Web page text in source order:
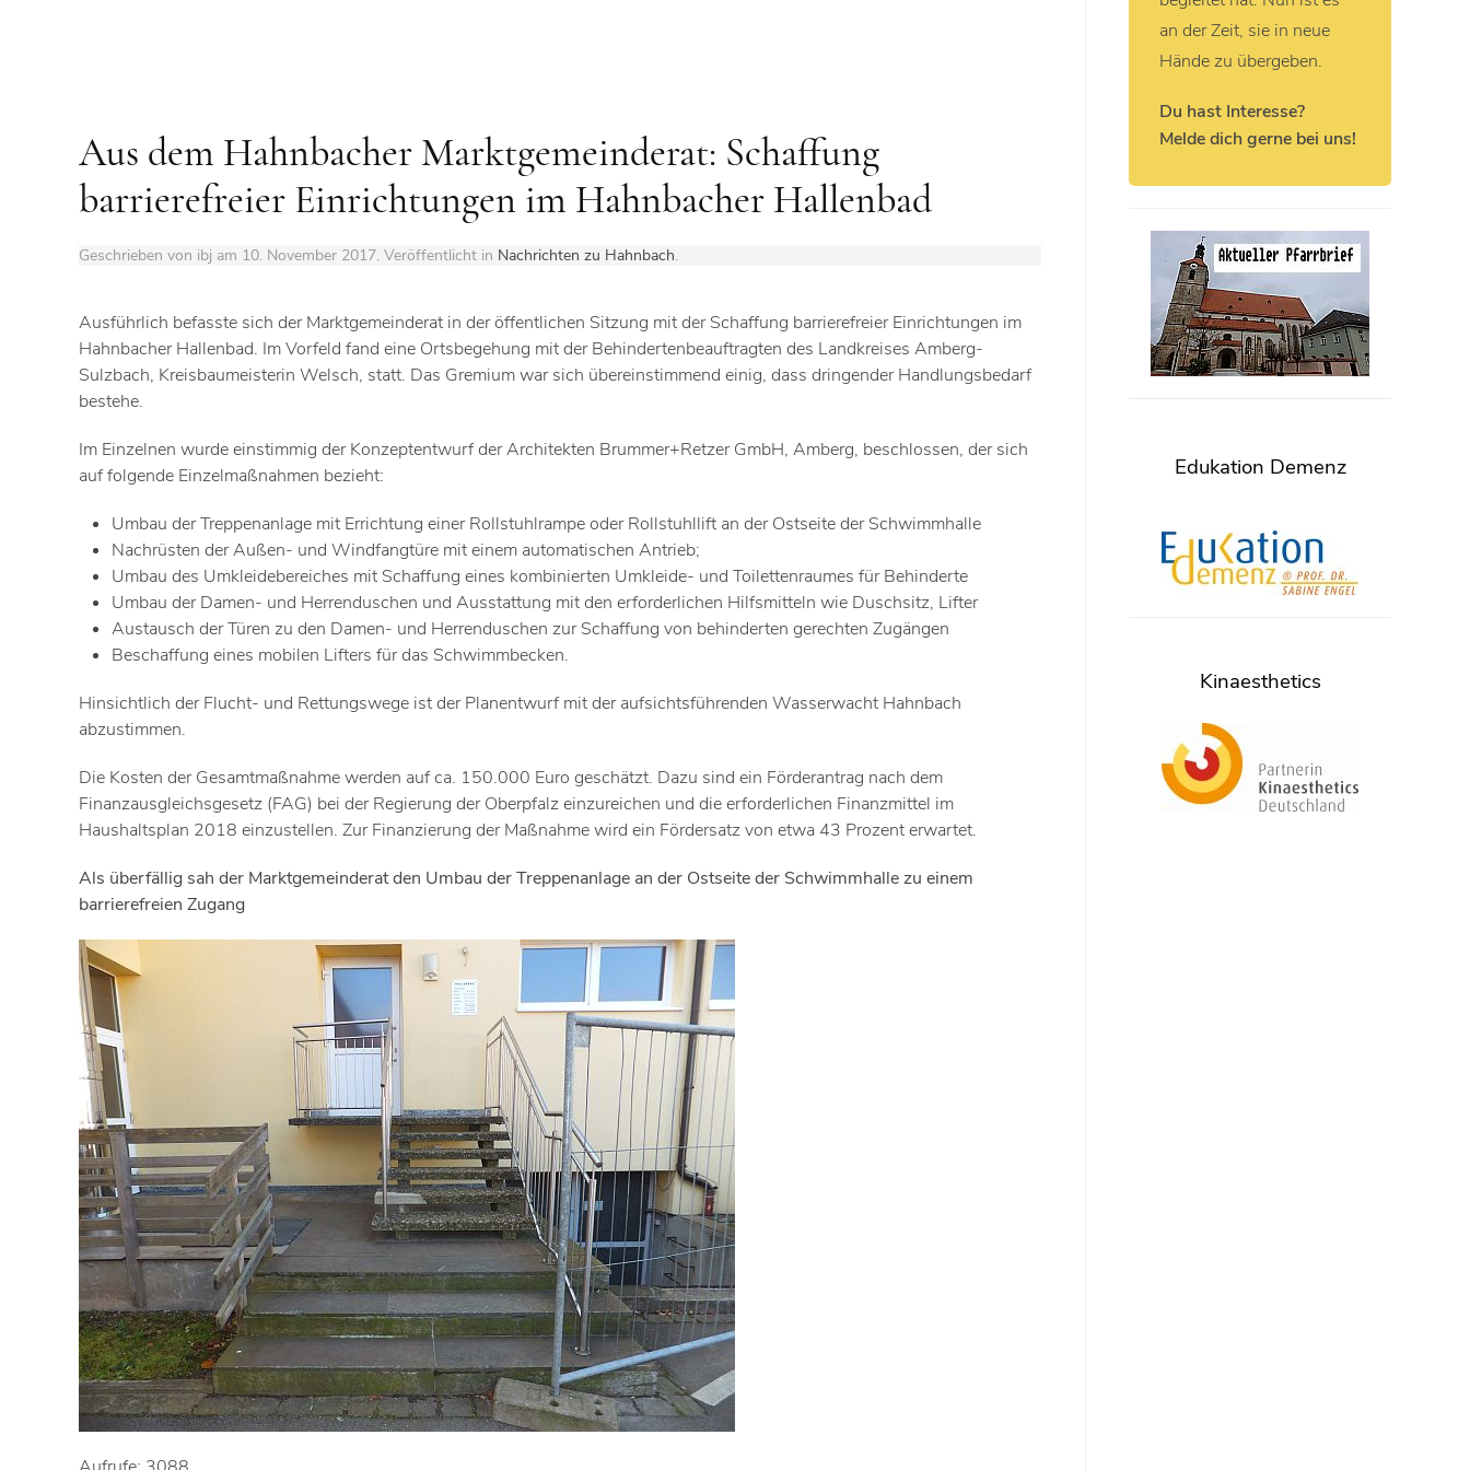
Aus dem Hahnbacher Marktgemeinderat: Schaffung
barrierefreier Einrichtungen im Hahnbacher Hallenbad
Geschrieben von ibj am 10. November 2017. Veröffentlicht in Nachrichten zu Hahnbach.
Ausführlich befasste sich der Marktgemeinderat in der öffentlichen Sitzung mit der Schaffung barrierefreier Einrichtungen im
Hahnbacher Hallenbad. Im Vorfeld fand eine Ortsbegehung mit der Behindertenbeauftragten des Landkreises Amberg-
Sulzbach, Kreisbaumeisterin Welsch, statt. Das Gremium war sich übereinstimmend einig, dass dringender Handlungsbedarf
bestehe.
Im Einzelnen wurde einstimmig der Konzeptentwurf der Architekten Brummer+Retzer GmbH, Amberg, beschlossen, der sich
auf folgende Einzelmaßnahmen bezieht:
Umbau der Treppenanlage mit Errichtung einer Rollstuhlrampe oder Rollstuhllift an der Ostseite der Schwimmhalle
Nachrüsten der Außen- und Windfangtüre mit einem automatischen Antrieb;
Umbau des Umkleidebereiches mit Schaffung eines kombinierten Umkleide- und Toilettenraumes für Behinderte
Umbau der Damen- und Herrenduschen und Ausstattung mit den erforderlichen Hilfsmitteln wie Duschsitz, Lifter
Austausch der Türen zu den Damen- und Herrenduschen zur Schaffung von behinderten gerechten Zugängen
Beschaffung eines mobilen Lifters für das Schwimmbecken.
Hinsichtlich der Flucht- und Rettungswege ist der Planentwurf mit der aufsichtsführenden Wasserwacht Hahnbach
abzustimmen.
Die Kosten der Gesamtmaßnahme werden auf ca. 150.000 Euro geschätzt. Dazu sind ein Förderantrag nach dem
Finanzausgleichsgesetz (FAG) bei der Regierung der Oberpfalz einzureichen und die erforderlichen Finanzmittel im
Haushaltsplan 2018 einzustellen. Zur Finanzierung der Maßnahme wird ein Fördersatz von etwa 43 Prozent erwartet.
Als überfällig sah der Marktgemeinderat den Umbau der Treppenanlage an der Ostseite der Schwimmhalle zu einem
barrierefreien Zugang
an der Zeit, sie in neue
Hände zu übergeben.
Du hast Interesse?
Melde dich gerne bei uns!
Edukation Demenz
Kinaesthetics